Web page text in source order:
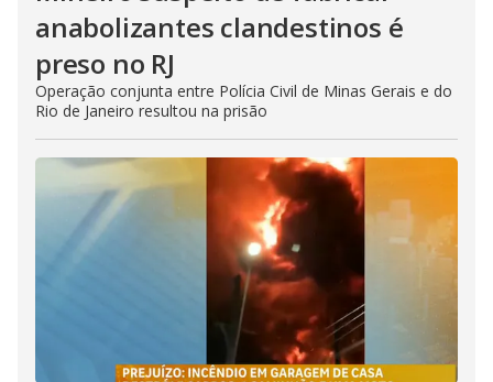
anabolizantes clandestinos é
preso no RJ
Operação conjunta entre Polícia Civil de Minas Gerais e do
Rio de Janeiro resultou na prisão